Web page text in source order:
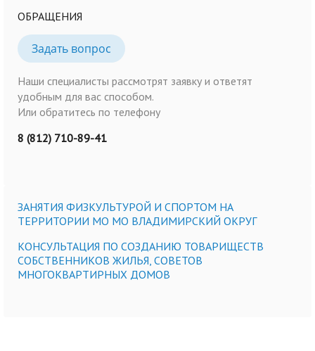
ОБРАЩЕНИЯ
Задать вопрос
Наши специалисты рассмотрят заявку и ответят
удобным для вас способом.
Или обратитесь по телефону
8 (812) 710-89-41
ЗАНЯТИЯ ФИЗКУЛЬТУРОЙ И СПОРТОМ НА
ТЕРРИТОРИИ МО МО ВЛАДИМИРСКИЙ ОКРУГ
КОНСУЛЬТАЦИЯ ПО СОЗДАНИЮ ТОВАРИЩЕСТВ
СОБСТВЕННИКОВ ЖИЛЬЯ, СОВЕТОВ
МНОГОКВАРТИРНЫХ ДОМОВ